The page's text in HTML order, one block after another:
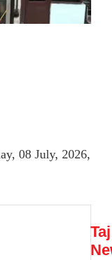
08 July, 2026,
Taj